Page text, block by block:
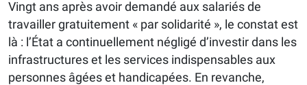
Vingt ans après avoir demandé aux salariés de
travailler gratuitement « par solidarité », le constat est
là : l’État a continuellement négligé d’investir dans les
infrastructures et les services indispensables aux
personnes âgées et handicapées. En revanche,